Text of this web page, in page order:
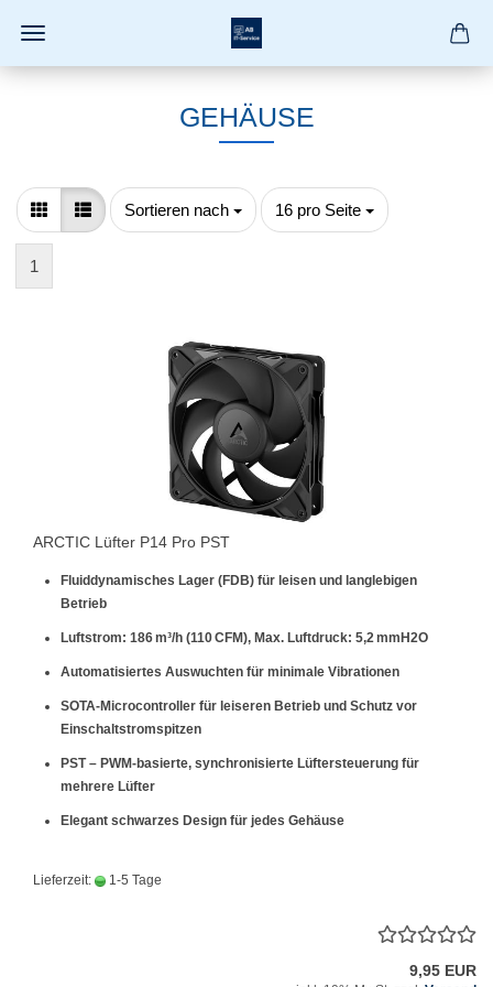
GEHÄUSE
Sortieren nach
Sortieren nach 16 pro Seite
pro Seite
1
ARCTIC Lüfter P14 Pro PST
Fluiddynamisches Lager (FDB) für leisen und langlebigen
Betrieb
Luftstrom: 186 m³/h (110 CFM), Max. Luftdruck: 5,2 mmH2O
Automatisiertes Auswuchten für minimale Vibrationen
SOTA-Microcontroller für leiseren Betrieb und Schutz vor
Einschaltstromspitzen
PST – PWM-basierte, synchronisierte Lüftersteuerung für
mehrere Lüfter
Elegant schwarzes Design für jedes Gehäuse
Lieferzeit: 1-5 Tage
9,95 EUR